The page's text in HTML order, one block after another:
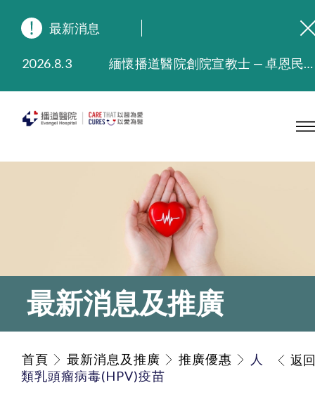
最新消息
2026.8.3
緬懷播道醫院創院宣教士 — 卓恩民醫生香港追思會
2025.9.23
本院在暴雨或颱風警告信號 (包括黑色暴雨及8號或以上熱帶氣旋警告信號) 下，仍會維持有限度服務。如有查詢，可致電2711 5222。
2025.7.21
播道醫院手機App已推出查閱病歷記錄及求診資料功能，請即下載
最新消息及推廣
首頁 最新消息及推廣 推廣優惠
人
類乳頭瘤病毒(HPV)疫苗
返回